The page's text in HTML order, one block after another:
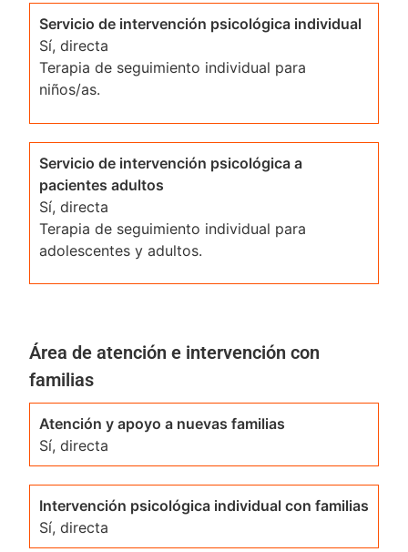
Servicio de intervención psicológica individual
Sí, directa
Terapia de seguimiento individual para
niños/as.
Servicio de intervención psicológica a
pacientes adultos
Sí, directa
Terapia de seguimiento individual para
adolescentes y adultos.
Área de atención e intervención con
familias
Atención y apoyo a nuevas familias
Sí, directa
Intervención psicológica individual con familias
Sí, directa